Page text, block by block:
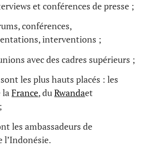
et conférences de presse ;
conférences,
interventions ;
avec des cadres supérieurs ;
les plus hauts placés : les
laFrance, duRwandaet
;
les ambassadeurs de
l’Indonésie.